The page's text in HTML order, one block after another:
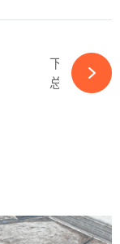
下一篇
总投资91.5亿元！聆达股份光伏项目宣布延期-ky体育APP官网下载